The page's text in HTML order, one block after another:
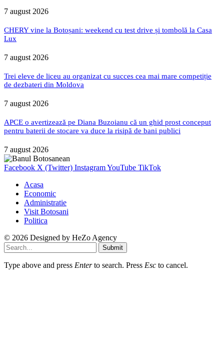
7 august 2026
CHERY vine la Botoșani: weekend cu test drive și tombolă la Casa
Lux
7 august 2026
Trei eleve de liceu au organizat cu succes cea mai mare competiție
de dezbateri din Moldova
7 august 2026
APCE o avertizează pe Diana Buzoianu că un ghid prost conceput
pentru baterii de stocare va duce la risipă de bani publici
7 august 2026
Facebook X (Twitter) InstagramYouTube TikTok
Acasa
Economic
Administratie
Visit Botosani
Politica
© 2026 Designed by HeZo Agency
Submit
Type above and press Enterto search. Press Esc to cancel.